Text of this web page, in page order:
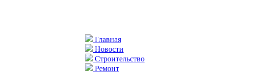
Главная
Новости
Строительство
Ремонт